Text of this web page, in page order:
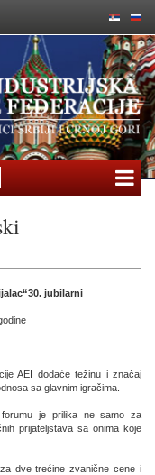
jubilarni
AEI dodaće težinu i značaj
sa glavnim igračima.
je prilika ne samo za
prijateljstava sa onima koje
dve trećine zvanične cene i